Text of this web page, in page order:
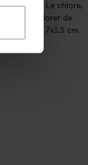
baignez. Le chlore,
ou décolorer de
: 7x3,5 cm.